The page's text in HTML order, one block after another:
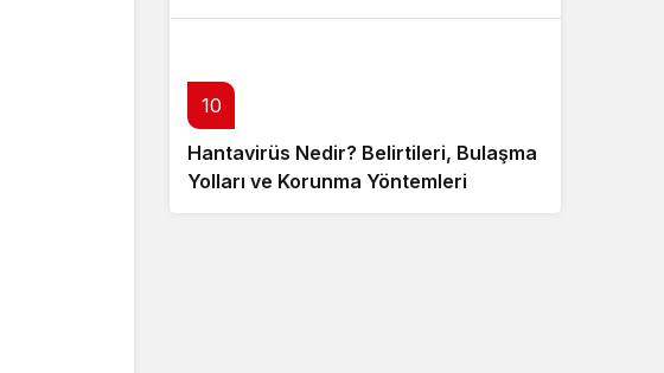
10
Hantavirüs Nedir? Belirtileri, Bulaşma
Yolları ve Korunma Yöntemleri